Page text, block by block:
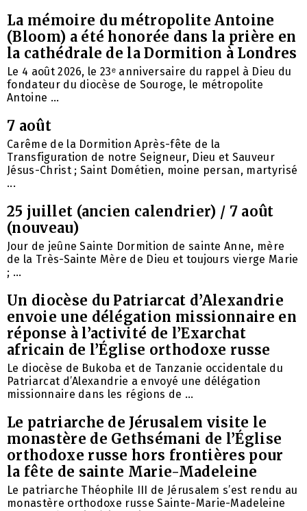
La mémoire du métropolite Antoine
(Bloom) a été honorée dans la prière en
la cathédrale de la Dormition à Londres
Le 4 août 2026, le 23ᵉ anniversaire du rappel à Dieu du
fondateur du diocèse de Souroge, le métropolite
Antoine ...
7 août
Carême de la Dormition Après-fête de la
Transfiguration de notre Seigneur, Dieu et Sauveur
Jésus-Christ ; Saint Dométien, moine persan, martyrisé
...
25 juillet (ancien calendrier) / 7 août
(nouveau)
Jour de jeûne Sainte Dormition de sainte Anne, mère
de la Très-Sainte Mère de Dieu et toujours vierge Marie
; ...
Un diocèse du Patriarcat d’Alexandrie
envoie une délégation missionnaire en
réponse à l’activité de l’Exarchat
africain de l’Église orthodoxe russe
Le diocèse de Bukoba et de Tanzanie occidentale du
Patriarcat d’Alexandrie a envoyé une délégation
missionnaire dans les régions de ...
Le patriarche de Jérusalem visite le
monastère de Gethsémani de l’Église
orthodoxe russe hors frontières pour
la fête de sainte Marie-Madeleine
Le patriarche Théophile III de Jérusalem s’est rendu au
monastère orthodoxe russe Sainte-Marie-Madeleine